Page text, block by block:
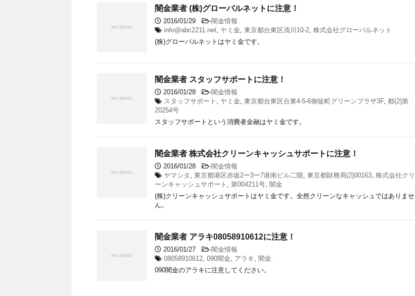
闇金業者 (株)グローバルネットに注意！
2016/01/29 -闇金情報
info@abc2211.net, ヤミ金, 東京都台東区清川10-2, 株式会社グローバルネット
(株)グローバルネットはヤミ金です。
闇金業者 スタッフサポートに注意！
2016/01/28 -闇金情報
スタッフサポート , ヤミ金, 東京都台東区台東4-5-6御徒町グリーンプラザ3F, 都(2)第
20254号
スタッフサポートという消費者金融はヤミ金です。
闇金業者 株式会社クリーンキャッシュサポートに注意！
2016/01/28 -闇金情報
ヤマシタ , 東京都港区赤坂2ー3ー7港南ビル二階, 東京都財務局(2)00163, 株式会社クリ
ーンキャッシュサポート , 第004211号, 闇金
(株)クリーンキャッシュサポートはヤミ金です。全然クリーンなキャッシュではありませ
ん。
闇金業者 アラキ08058910612に注意！
2016/01/27 -闇金情報
08058910612, 090闇金, アラキ, 闇金
090闇金のアラキに注意してください。